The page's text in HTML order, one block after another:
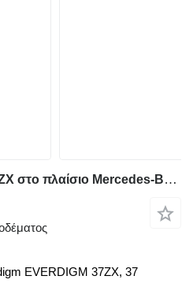
Everdigm EVERDIGM 37ZX στο πλαίσιο Mercedes-Benz
EVERDIGM 37ZX, 37